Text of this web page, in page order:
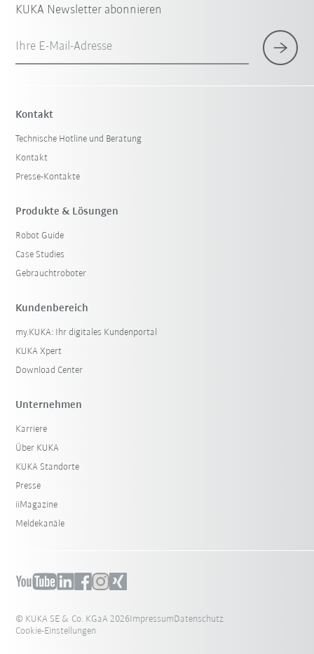
KUKA Newsletter abonnieren
Ihre E-Mail-Adresse
Kontakt
Technische Hotline und Beratung
Kontakt
Presse-Kontakte
Produkte & Lösungen
Robot Guide
Case Studies
Gebrauchtroboter
Kundenbereich
my.KUKA: Ihr digitales Kundenportal
KUKA Xpert
Download Center
Unternehmen
Karriere
Über KUKA
KUKA Standorte
Presse
iiMagazine
Meldekanäle
© KUKA SE & Co. KGaA 2026ImpressumDatenschutz
Cookie-Einstellungen